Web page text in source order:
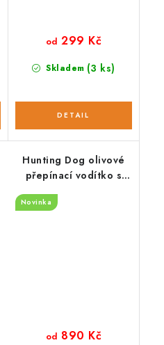
Skladem (3 ks)
od 299 Kč
Hunting Dog olivové
přepínací vodítko s
280 cm
Novinka
od 890 Kč